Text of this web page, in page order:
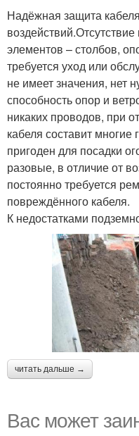
Надёжная защита
элементов – столбов,
требуется уход или
не имеет значения, нет
способность опор и
никаких проводов, при
кабеля составит
пригоден для посадки
разовые, в отличие от
постоянно требуется
повреждённого кабеля.
К недостатками
читать дальше →
Вас может